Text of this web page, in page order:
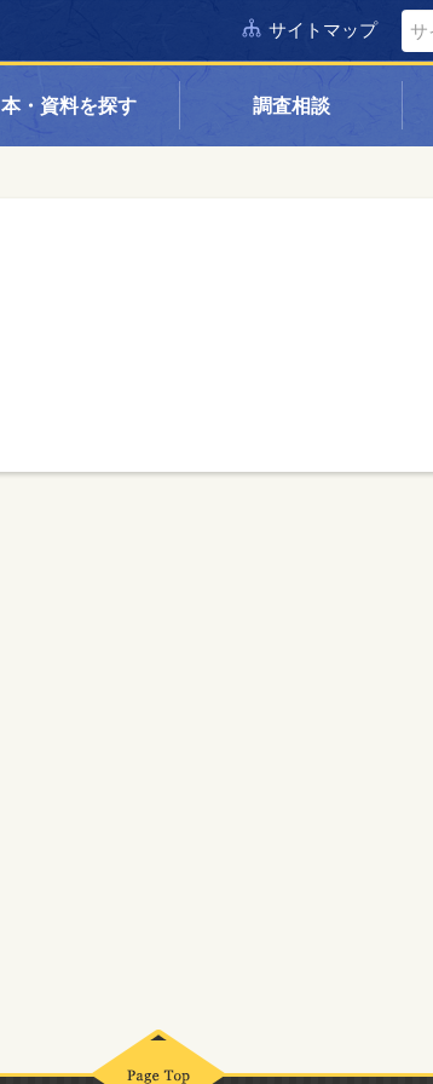
サイトマップ
本・資料を探す 調査相談